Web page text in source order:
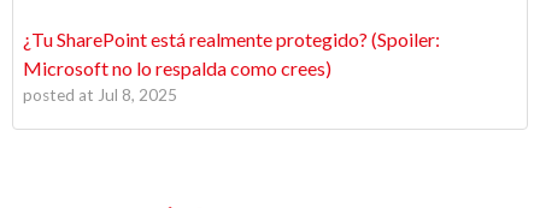
¿Tu SharePoint está realmente protegido? (Spoiler:
Microsoft no lo respalda como crees)
posted at Jul 8, 2025